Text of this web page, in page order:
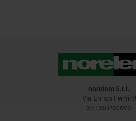
norelem S.r.l.
Via Enrico Fermi 9
35136 Padova